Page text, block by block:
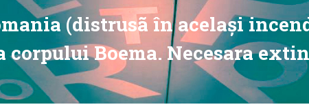
(distrusã în acelaşi
Boema. Necesara
ȘI